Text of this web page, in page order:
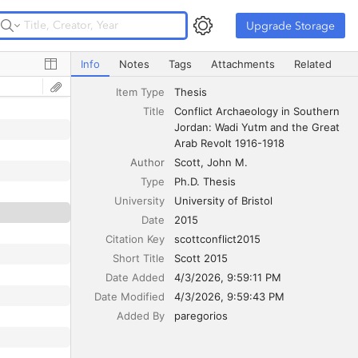
Upgrade Storage Upgrade Storage
Conflict Archaeology in Southern Jordan: Wadi Yutm
Info Notes Tags Attachments Related
Item Type
Thesis
Title
Conflict Archaeology in Southern
Jordan: Wadi Yutm and the Great
Arab Revolt 1916-1918
Author
Scott John M.
Type
Ph.D. Thesis
University
University of Bristol
Date
2015
Citation Key
scottconflict2015
Short Title
Scott 2015
Date Added
4/3/2026, 9:59:11 PM
Date Modified
4/3/2026, 9:59:43 PM
Added By
paregorios